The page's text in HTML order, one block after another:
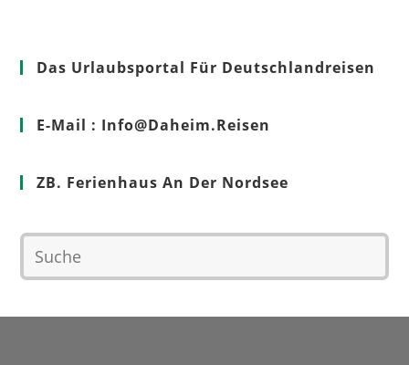
Das Urlaubsportal Für Deutschlandreisen
E-Mail : Info@Daheim.Reisen
ZB. Ferienhaus An Der Nordsee